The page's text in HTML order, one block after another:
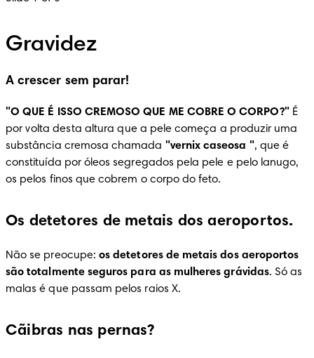
Gravidez
A crescer sem parar!
"O QUE É ISSO CREMOSO QUE ME COBRE O CORPO?" É
por volta desta altura que a pele começa a produzir uma
substância cremosa chamada "vernix caseosa ", que é
constituída por óleos segregados pela pele e pelo lanugo,
os pelos finos que cobrem o corpo do feto.
Os detetores de metais dos aeroportos.
Não se preocupe: os detetores de metais dos aeroportos
são totalmente seguros para as mulheres grávidas. Só as
malas é que passam pelos raios X.
Cãibras nas pernas?